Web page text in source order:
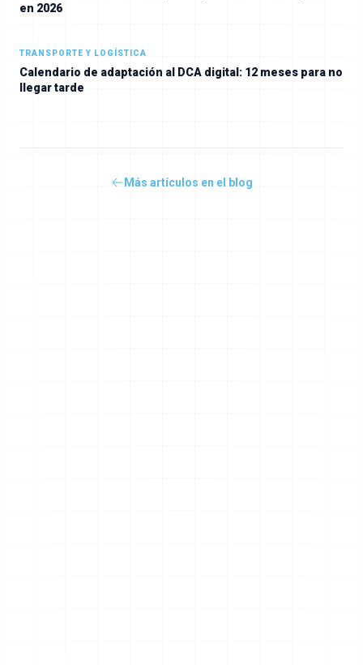
en 2026
TRANSPORTE Y LOGÍSTICA
Calendario de adaptación al DCA digital: 12 meses para no
llegar tarde
Más artículos en el blog